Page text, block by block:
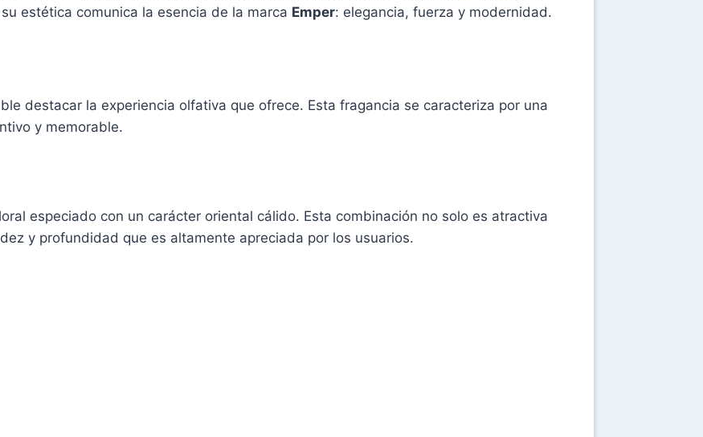
estética comunica la esencia de la marca Emper: elegancia, fuerza y modernidad.
destacar la experiencia olfativa que ofrece. Esta fragancia se caracteriza por una
y memorable.
especiado con un carácter oriental cálido. Esta combinación no solo es atractiva
y profundidad que es altamente apreciada por los usuarios.